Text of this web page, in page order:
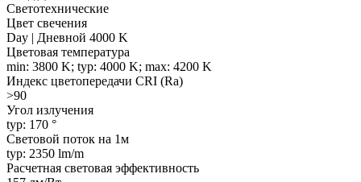
Светотехнические
Цвет свечения
Day | Дневной 4000 K
Цветовая температура
min: 3800 K; typ: 4000 K; max: 4200 K
Индекс цветопередачи CRI (Ra)
>90
Угол излучения
typ: 170 °
Световой поток на 1м
typ: 2350 lm/m
Расчетная световая эффективность